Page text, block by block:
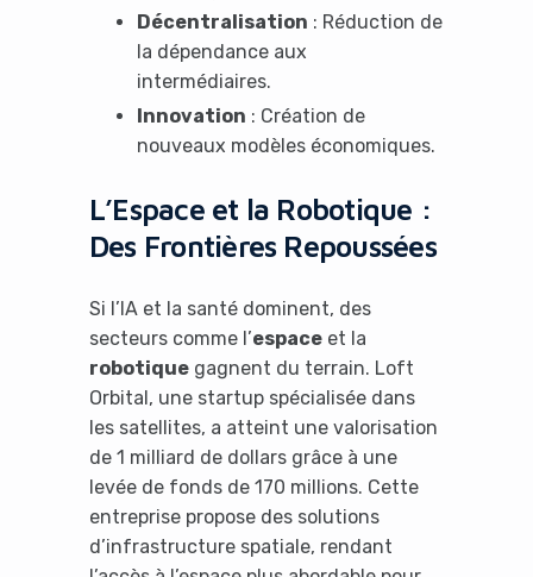
Décentralisation : Réduction de
la dépendance aux
intermédiaires.
Innovation : Création de
nouveaux modèles économiques.
L’Espace et la Robotique :
Des Frontières Repoussées
Si l’IA et la santé dominent, des
secteurs comme l’espaceet la
robotiquegagnent du terrain. Loft
Orbital, une startup spécialisée dans
les satellites, a atteint une valorisation
de 1 milliard de dollars grâce à une
levée de fonds de 170 millions. Cette
entreprise propose des solutions
d’infrastructure spatiale, rendant